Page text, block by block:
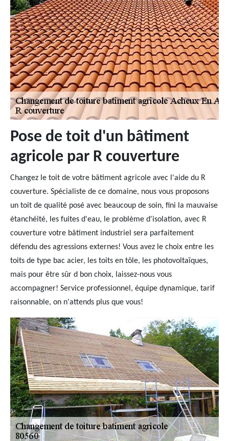
Pose de toit d'un bâtiment
agricole par R couverture
Changez le toit de votre bâtiment agricole avec l'aide du R
couverture. Spécialiste de ce domaine, nous vous proposons
un toit de qualité posé avec beaucoup de soin, fini la mauvaise
étanchéité, les fuites d'eau, le problème d'isolation, avec R
couverture votre bâtiment industriel sera parfaitement
défendu des agressions externes! Vous avez le choix entre les
toits de type bac acier, les toits en tôle, les photovoltaïques,
mais pour être sûr d bon choix, laissez-nous vous
accompagner! Service professionnel, équipe dynamique, tarif
raisonnable, on n'attends plus que vous!